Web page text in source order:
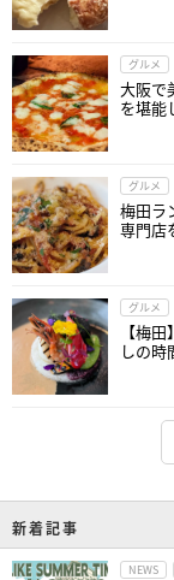
グルメ
大阪で
を堪能
グルメ
梅田ラ
専門店
グルメ
【梅
しの時
新着記事
NEWS